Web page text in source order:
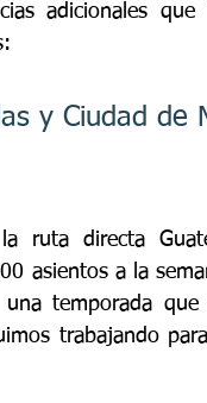
adicionales
y Ciudad de
ruta directa
asientos a la
temporada
trabajando